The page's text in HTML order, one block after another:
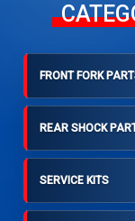
FRONT FORK
REAR SHOCK
SERVICE KITS